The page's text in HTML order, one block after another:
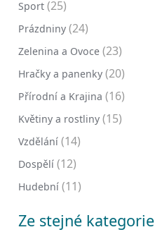
Sport (25)
Prázdniny (24)
Zelenina a Ovoce (23)
Hračky a panenky (20)
Přírodní a Krajina (16)
Květiny a rostliny (15)
Vzdělání (14)
Dospělí (12)
Hudební (11)
Ze stejné kategorie